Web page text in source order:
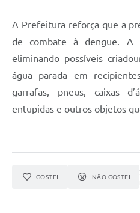
A Prefeitura reforça que a
de combate à dengue. A
eliminando possíveis
água parada em
garrafas, pneus, caixas
entupidas e outros objetos
GOSTEI NÃO GOSTEI